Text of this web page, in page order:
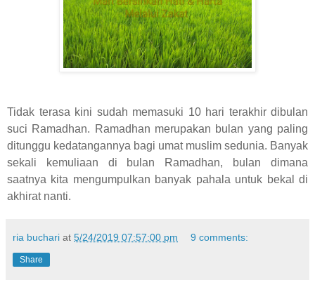
Tidak terasa kini sudah memasuki 10 hari terakhir dibulan
suci Ramadhan. Ramadhan merupakan bulan yang paling
ditunggu kedatangannya bagi umat muslim sedunia. Banyak
sekali kemuliaan di bulan Ramadhan, bulan dimana
saatnya kita mengumpulkan banyak pahala untuk bekal di
akhirat nanti.
ria buchari at 5/24/2019 07:57:00 pm 9 comments:
Share